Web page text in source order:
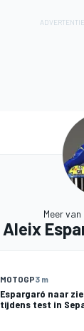
Meer van
Aleix
MOTOGP3 m
Espargaró naar
tijdens test in